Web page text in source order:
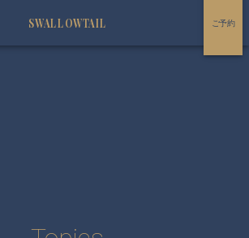
SWALLOWTAIL ご予約